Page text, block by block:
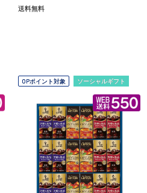
送料無料
OPポイント対象 ソーシャルギフト